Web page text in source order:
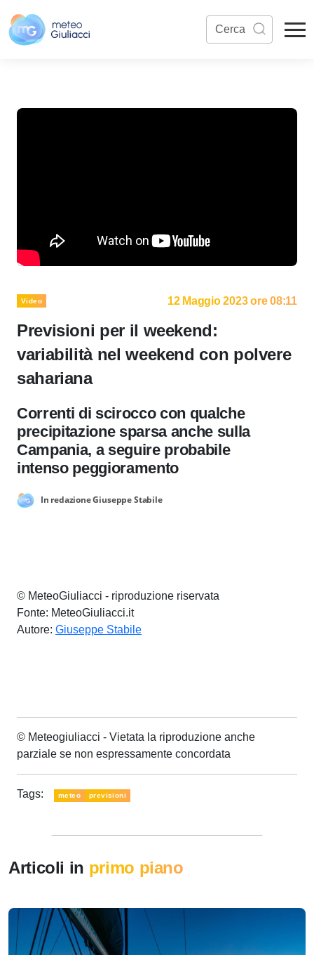
Video 12 Maggio 2023 ore 08:11
Previsioni per il weekend:
variabilità nel weekend con polvere
sahariana
Correnti di scirocco con qualche
precipitazione sparsa anche sulla
Campania, a seguire probabile
intenso peggioramento
In redazione Giuseppe Stabile
© MeteoGiuliacci - riproduzione riservata
Fonte: MeteoGiuliacci.it
Autore: Giuseppe Stabile
© Meteogiuliacci - Vietata la riproduzione anche
parziale se non espressamente concordata
Tags: meteo previsioni
Articoli in primo piano